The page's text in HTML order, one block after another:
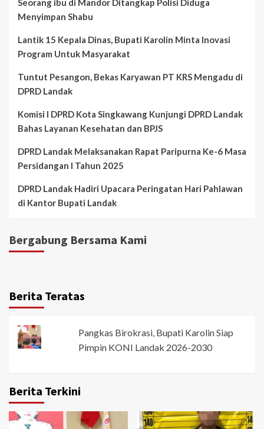
Seorang ibu di Mandor Ditangkap Polisi Diduga
Menyimpan Shabu
Lantik 15 Kepala Dinas, Bupati Karolin Minta Inovasi
Program Untuk Masyarakat
Tuntut Pesangon, Bekas Karyawan PT KRS Mengadu di
DPRD Landak
Komisi I DPRD Kota Singkawang Kunjungi DPRD Landak
Bahas Layanan Kesehatan dan BPJS
DPRD Landak Melaksanakan Rapat Paripurna Ke-6 Masa
Persidangan I Tahun 2025
DPRD Landak Hadiri Upacara Peringatan Hari Pahlawan
di Kantor Bupati Landak
Bergabung Bersama Kami
Berita Teratas
Pangkas Birokrasi, Bupati Karolin Siap
Pimpin KONI Landak 2026-2030
Berita Terkini